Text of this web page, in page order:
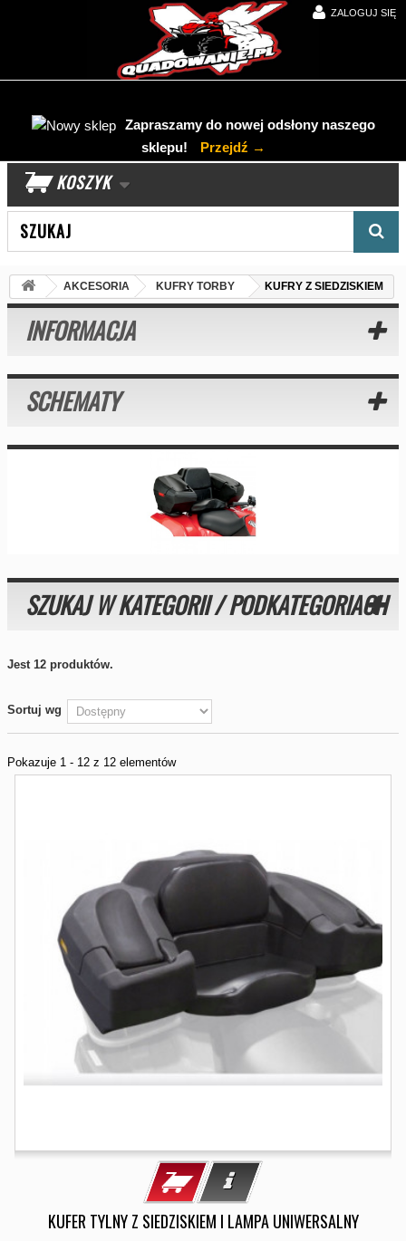
ZALOGUJ SIĘ
Zapraszamy do nowej odsłony naszego
sklepu!
Przejdź →
KOSZYK
AKCESORIA KUFRY TORBY KUFRY Z SIEDZISKIEM
INFORMACJA
SCHEMATY
SZUKAJ W KATEGORII / PODKATEGORIACH
Jest 12 produktów.
Sortuj wg
Pokazuje 1 - 12 z 12 elementów
KUFER TYLNY Z SIEDZISKIEM I LAMPA UNIWERSALNY